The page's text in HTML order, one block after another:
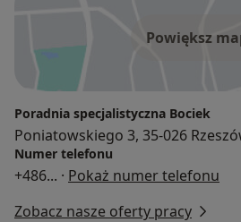
Powiększ
Poradnia specjalistyczna Bociek
Poniatowskiego 3, 35-026
Numer telefonu
+486... · Pokaż numer telefonu
Zobacz nasze oferty pracy